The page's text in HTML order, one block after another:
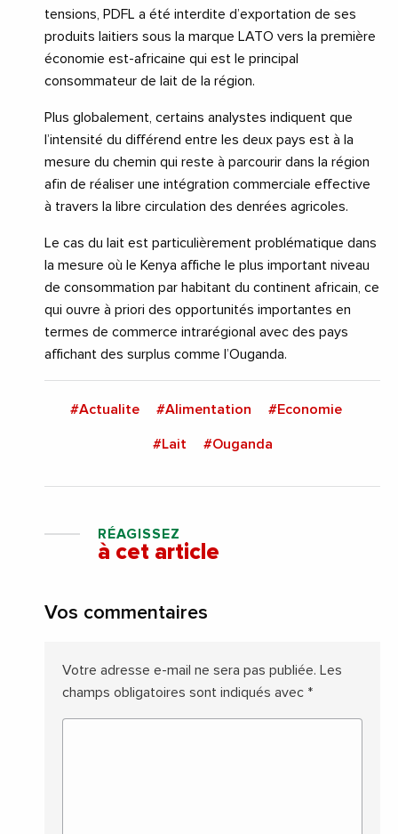
tensions, PDFL a été interdite d’exportation de ses
produits laitiers sous la marque LATO vers la première
économie est-africaine qui est le principal
consommateur de lait de la région.
Plus globalement, certains analystes indiquent que
l’intensité du différend entre les deux pays est à la
mesure du chemin qui reste à parcourir dans la région
afin de réaliser une intégration commerciale effective
à travers la libre circulation des denrées agricoles.
Le cas du lait est particulièrement problématique dans
la mesure où le Kenya affiche le plus important niveau
de consommation par habitant du continent africain, ce
qui ouvre à priori des opportunités importantes en
termes de commerce intrarégional avec des pays
affichant des surplus comme l’Ouganda.
#Actualite #Alimentation #Economie
#Lait #Ouganda
RÉAGISSEZ
à cet article
Vos commentaires
Votre adresse e-mail ne sera pas publiée. Les
champs obligatoires sont indiqués avec *